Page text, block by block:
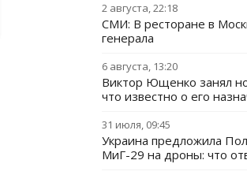
2 августа, 22:18
СМИ: В ресторане в
генерала
6 августа, 13:20
Виктор Ющенко занял
что известно о его
31 июля, 09:45
Украина предложила
МиГ-29 на дроны: что